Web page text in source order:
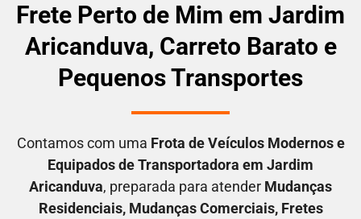
Frete Perto de Mim em Jardim
Aricanduva, Carreto Barato e
Pequenos Transportes
Contamos com uma Frota de Veículos Modernos e
Equipados de Transportadora em Jardim
Aricanduva, preparada para atender Mudanças
Residenciais, Mudanças Comerciais, Fretes